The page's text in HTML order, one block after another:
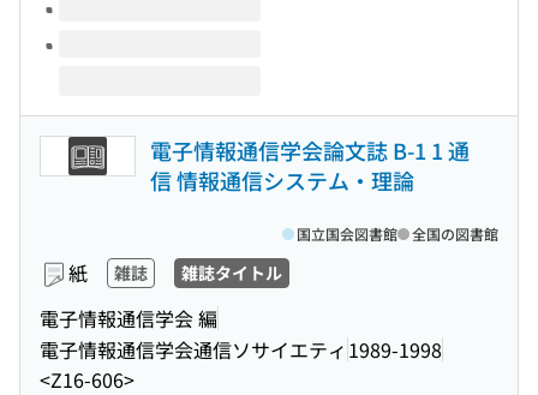
電子情報通信学会論文誌 B-1 1 通
信 情報通信システム・理論
紙 雑誌 雑誌タイトル
電子情報通信学会 編
電子情報通信学会通信ソサイエティ 1989-1998
<Z16-606>
国立国会図書館 全国の図書館